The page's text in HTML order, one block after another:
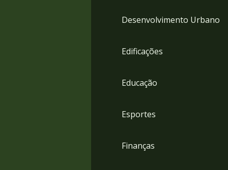
Desenvolvimento Urbano
Edificações
Educação
Esportes
Finanças